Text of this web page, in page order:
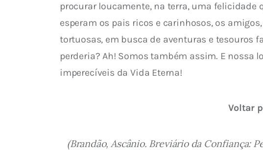
procurar loucamente, na terra, uma felicidade
esperam os pais ricos e carinhosos, os
tortuosas, em busca de aventuras e tesouros
perderia? Ah! Somos também assim. E nossa
imperecíveis da Vida Eterna!
Voltar
(Brandão, Ascânio. Breviário da Confiança: